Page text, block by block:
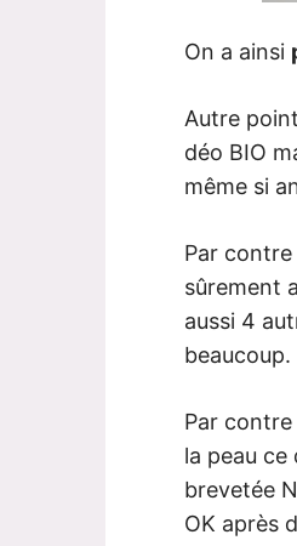
On a ainsi
Autre
déo BIO
même si
Par contre
sûrement
aussi 4
Par
la peau
brevetée
OK après